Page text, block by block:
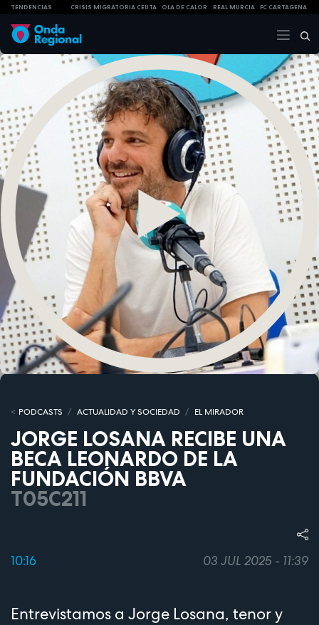
TENDENCIAS CRISIS MIGRATORIA CEUTA OLA DE CALOR REAL MURCIA FC CARTAGENA
PODCASTS ACTUALIDAD Y SOCIEDAD EL MIRADOR
JORGE LOSANA RECIBE UNA
BECA LEONARDO DE LA
FUNDACIÓN BBVA
T05C211
10:16 03 JUL 2025 - 11:39
Entrevistamos a Jorge Losana, tenor y